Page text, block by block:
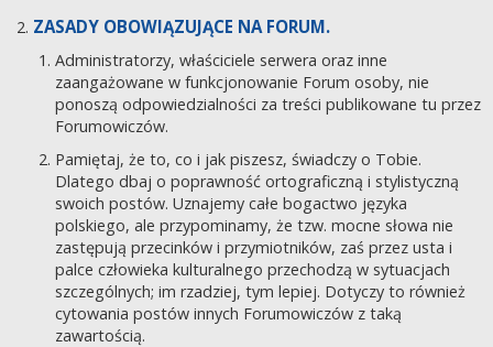
ZASADY OBOWIĄZUJĄCE NA FORUM.
Administratorzy, właściciele serwera oraz inne
zaangażowane w funkcjonowanie Forum osoby, nie
ponoszą odpowiedzialności za treści publikowane tu przez
Forumowiczów.
Pamiętaj, że to, co i jak piszesz, świadczy o Tobie.
Dlatego dbaj o poprawność ortograficzną i stylistyczną
swoich postów. Uznajemy całe bogactwo języka
polskiego, ale przypominamy, że tzw. mocne słowa nie
zastępują przecinków i przymiotników, zaś przez usta i
palce człowieka kulturalnego przechodzą w sytuacjach
szczególnych; im rzadziej, tym lepiej. Dotyczy to również
cytowania postów innych Forumowiczów z taką
zawartością.